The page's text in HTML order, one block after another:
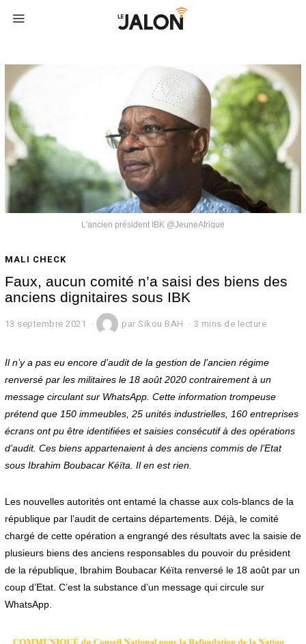
L'ancien président IBK @JeuneAfrique
MALI CHECK
Faux, aucun comité n’a saisi des biens des
anciens dignitaires sous IBK
13 septembre 2021
e
t
e
m
r
e
0
1
parSikou BAH 3 mins de lecture
Il n’y a pas eu encore d’audit de la gestion de l’ancien régime
renversé par les militaires le 18 août 2020 contrairement à un
message circulant sur WhatsApp. Cette information trompeuse
prétend que 150 immeubles, 25 unités industrielles, 160 entreprises
écrans ont pu être identifiées et saisies consécutif à des opérations
d’audit. Ces biens appartenaient à des anciens commis de l’Etat
sous Ibrahim Boubacar Kéïta. Il en est rien.
Les nouvelles autorités ont entamé la chasse aux cols-blancs de la
république par l’audit de certains départements. Déjà, le comité
chargé de cette opération a engrangé des résultats avec la saisie de
plusieurs biens des anciens responsables du pouvoir du président
de la république, Ibrahim Boubacar Kéïta renversé le 18 août par un
coup d’Etat. C’est la substance d’un message qui circule sur
WhatsApp.